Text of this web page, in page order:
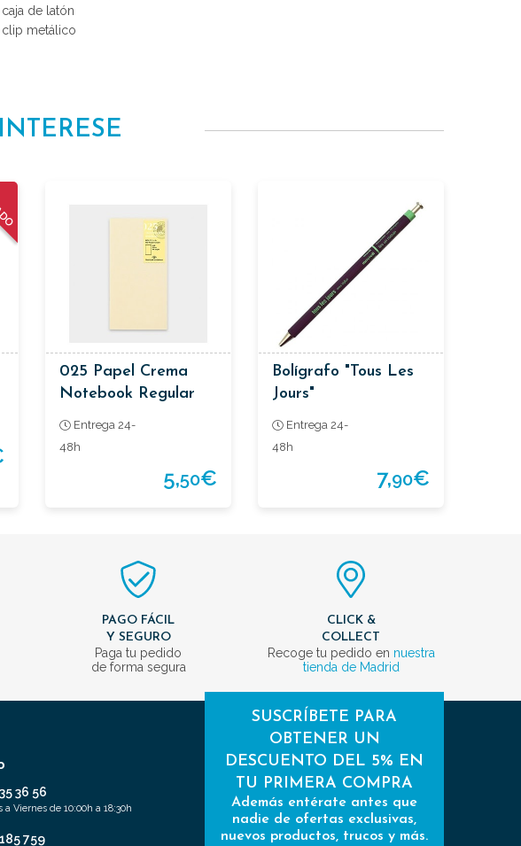
de latón
clip metálico
025 Papel Crema
Notebook Regular
Cuaderno Traveler´s
Entrega 24-
48h
5,50€
Bolígrafo "Tous Les
Jours"
Entrega 24-
48h
7,90€
PAGO FÁCIL
Y SEGURO
Paga tu pedido
de forma segura
CLICK &
COLLECT
Recoge tu pedido en nuestra
tienda de Madrid
36 56
a Viernes de 10:00h a 18:30h
759
SUSCRÍBETE PARA
OBTENER UN
DESCUENTO DEL 5% EN
TU PRIMERA COMPRA
Además entérate antes que
nadie de ofertas exclusivas,
nuevos productos, trucos y más.